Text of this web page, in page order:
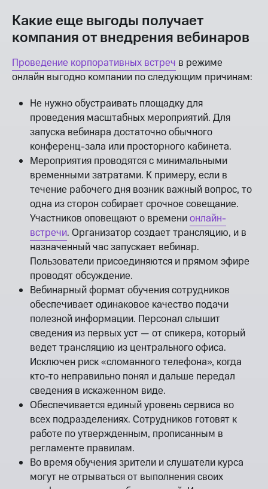
Какие еще выгоды получает
компания от внедрения вебинаров
Проведение корпоративных встреч в режиме
онлайн выгодно компании по следующим причинам:
Не нужно обустраивать площадку для
проведения масштабных мероприятий. Для
запуска вебинара достаточно обычного
конференц-зала или просторного кабинета.
Мероприятия проводятся с минимальными
временными затратами. К примеру, если в
течение рабочего дня возник важный вопрос, то
одна из сторон собирает срочное совещание.
Участников оповещают о временионлайн-
встречи. Организатор создает трансляцию, и в
назначенный час запускает вебинар.
Пользователи присоединяются и прямом эфире
проводят обсуждение.
Вебинарный формат обучения сотрудников
обеспечивает одинаковое качество подачи
полезной информации. Персонал слышит
сведения из первых уст — от спикера, который
ведет трансляцию из центрального офиса.
Исключен риск «сломанного телефона», когда
кто-то неправильно понял и дальше передал
сведения в искаженном виде.
Обеспечивается единый уровень сервиса во
всех подразделениях. Сотрудников готовят к
работе по утвержденным, прописанным в
регламенте правилам.
Во время обучения зрители и слушатели курса
могут не отрываться от выполнения своих